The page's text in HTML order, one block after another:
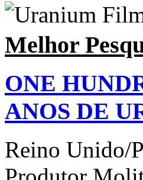
Melhor
ONE
ANOS DE
Reino Unido/